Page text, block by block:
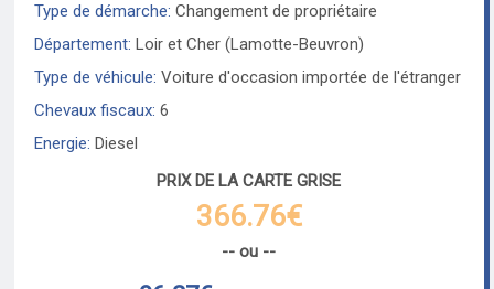
Type de démarche: Changement de propriétaire
Département: Loir et Cher (Lamotte-Beuvron)
Type de véhicule: Voiture d'occasion importée de l'étranger
Chevaux fiscaux: 6
Energie: Diesel
PRIX DE LA CARTE GRISE
366.76€
-- ou --